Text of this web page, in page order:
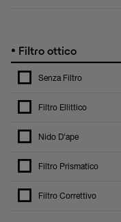
• Filtro ottico
Senza Filtro
Filtro Ellittico
Nido D'ape
Filtro Prismatico
Filtro Correttivo